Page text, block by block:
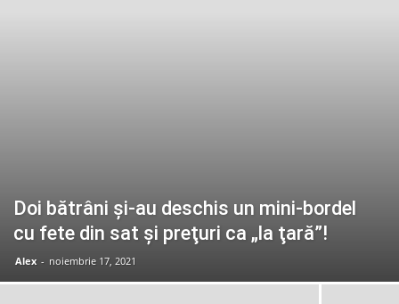
Doi bătrâni şi-au deschis un mini-bordel
cu fete din sat și preţuri ca „la ţară”!
Alex - noiembrie 17, 2021